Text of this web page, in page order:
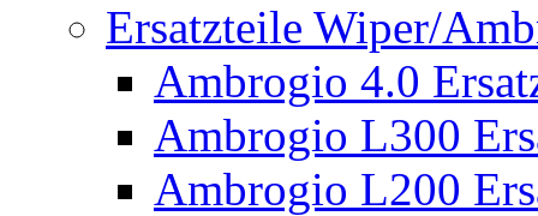
Ersatzteile Wiper/
Ambrogio 4.0
Ambrogio L300
Ambrogio L200